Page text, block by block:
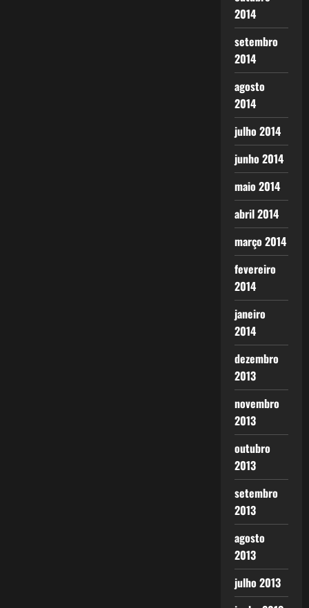
2014
setembro
2014
agosto
2014
julho 2014
junho 2014
maio 2014
abril 2014
março 2014
fevereiro
2014
janeiro
2014
dezembro
2013
novembro
2013
outubro
2013
setembro
2013
agosto
2013
julho 2013